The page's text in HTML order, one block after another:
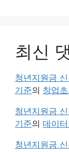
최신
청년지원금
기준의 창업
청년지원금
기준의 데이
청년지원금